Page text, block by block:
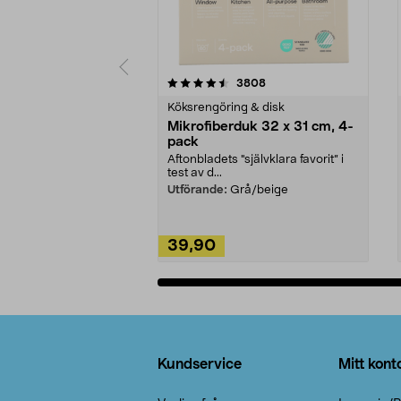
3808recensioner
Köksrengöring & disk
Mikrofiberduk 32 x 31 cm, 4-
pack
Aftonbladets "självklara favorit” i
test av d...
Utförande: Grå/beige
39,90
4.0av 5 stjärnor
Kundservice Mitt